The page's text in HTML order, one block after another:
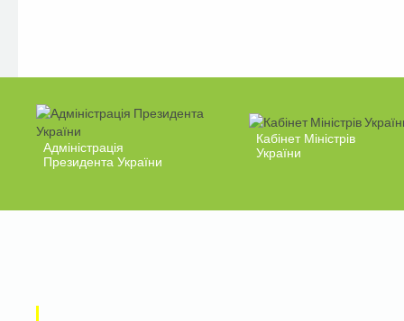
Адміністрація
Президента України
Кабінет Міністрів
України